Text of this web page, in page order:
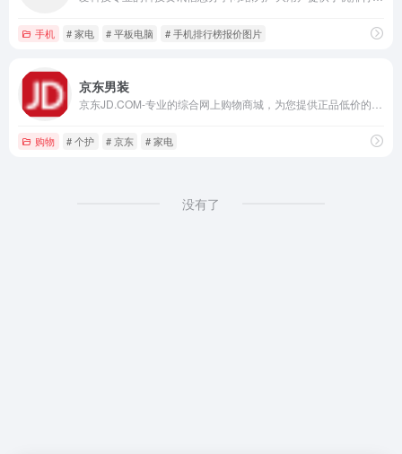
手机 # 家电 # 平板电脑 # 手机排行榜报价图片
京东男装
购物 # 个护 # 京东 # 家电
没有了